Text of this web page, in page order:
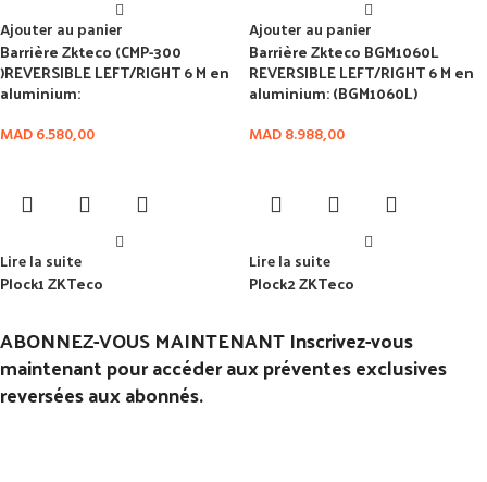
Ajouter au panier
Barrière Zkteco (CMP-300
)REVERSIBLE LEFT/RIGHT 6 M en
aluminium:
MAD6.580,00
Ajouter au panier
Barrière Zkteco BGM1060L
REVERSIBLE LEFT/RIGHT 6 M en
aluminium: (BGM1060L)
MAD8.988,00
Lire la suite
Plock1 ZKTeco
Lire la suite
Plock2 ZKTeco
ABONNEZ-VOUS MAINTENANT Inscrivez-vous
maintenant pour accéder aux préventes exclusives
reversées aux abonnés.